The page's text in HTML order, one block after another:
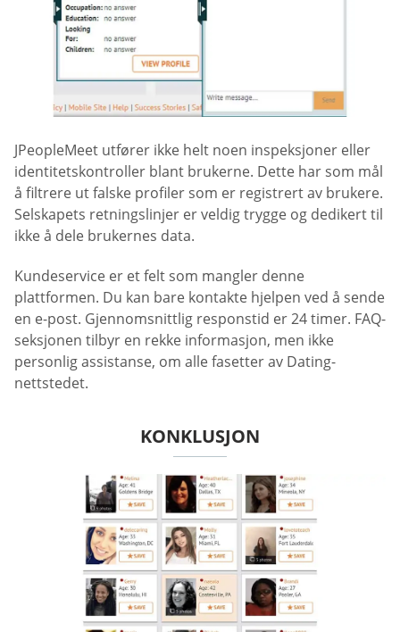
JPeopleMeet utfører ikke helt noen inspeksjoner eller
identitetskontroller blant brukerne. Dette har som mål
å filtrere ut falske profiler som er registrert av brukere.
Selskapets retningslinjer er veldig trygge og dedikert til
ikke å dele brukernes data.
Kundeservice er et felt som mangler denne
plattformen. Du kan bare kontakte hjelpen ved å sende
en e-post. Gjennomsnittlig responstid er 24 timer. FAQ-
seksjonen tilbyr en rekke informasjon, men ikke
personlig assistanse, om alle fasetter av Dating-
nettstedet.
KONKLUSJON